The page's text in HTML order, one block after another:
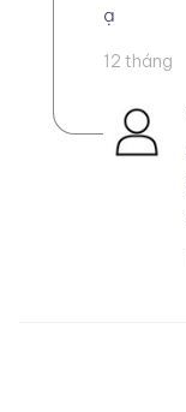
ạ
12 tháng